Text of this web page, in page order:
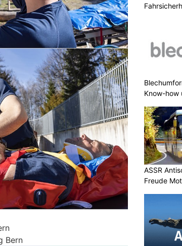
Bern
Know-how
ASSR
Freude